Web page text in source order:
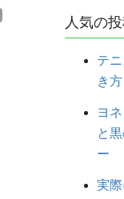
人気の
テ
き方
ヨ
と
ー
実